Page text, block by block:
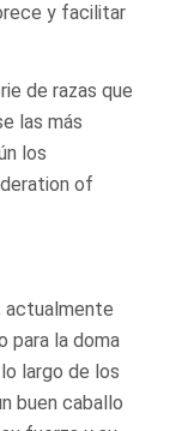
y facilitar
de razas que
las más
los
of
actualmente
para la doma
largo de los
buen caballo